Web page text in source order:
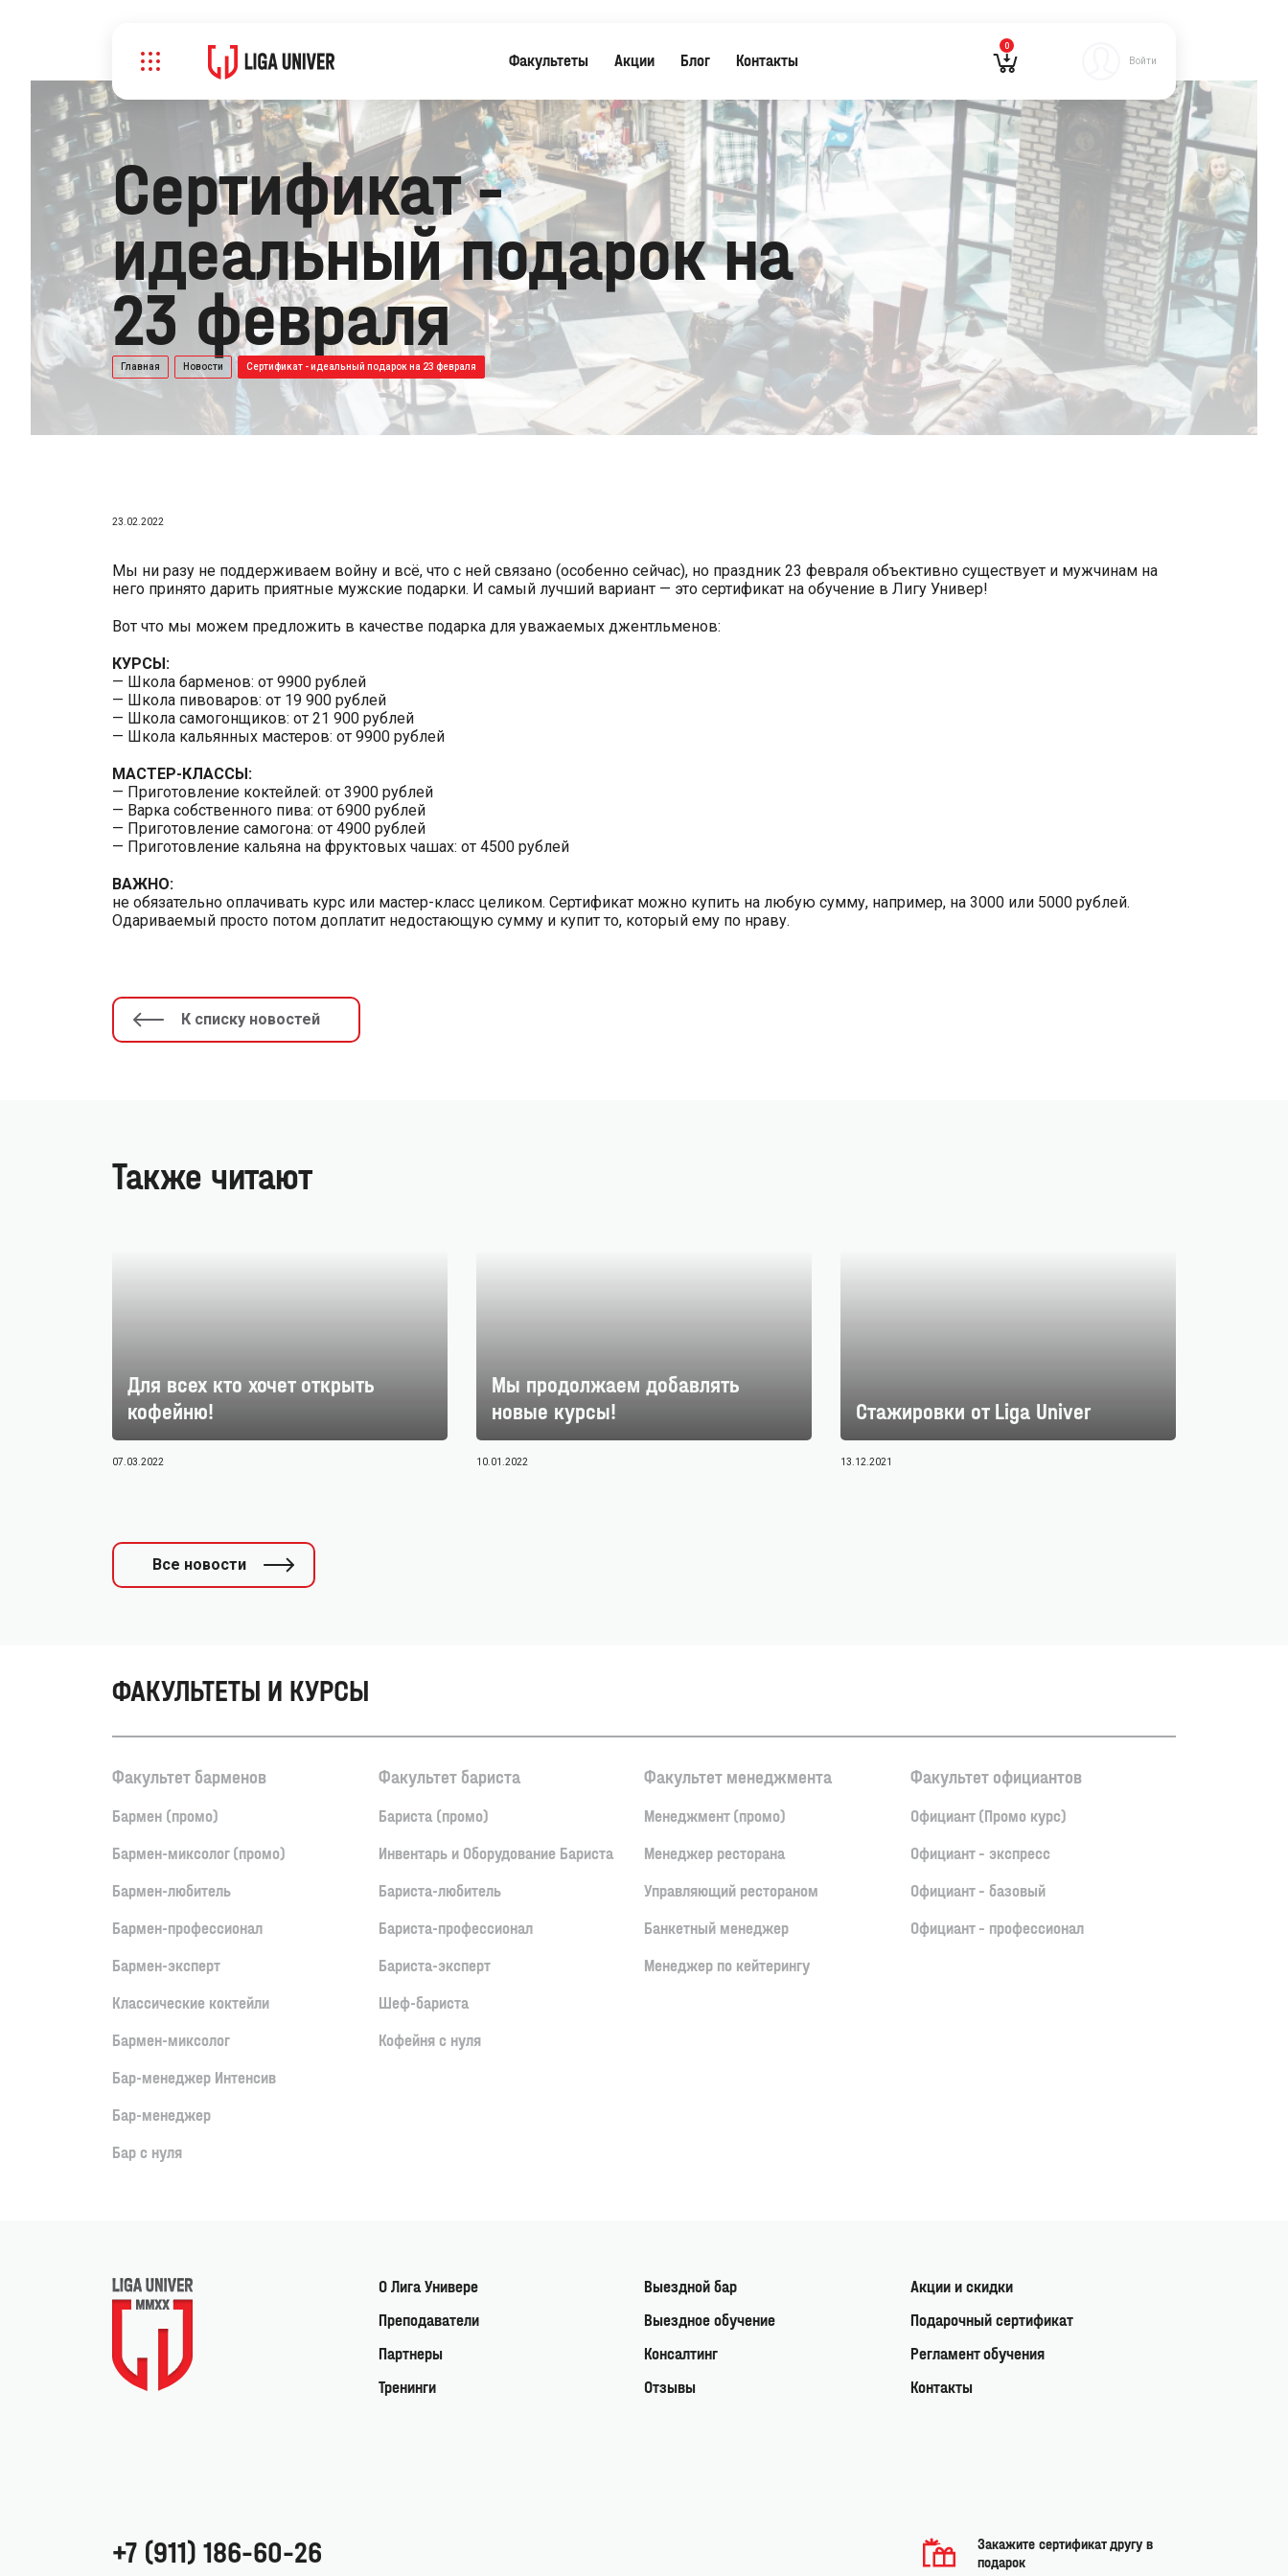
Факультеты Акции Блог Контакты
0
Войти
Сертификат -
идеальный подарок на
23 февраля
Главная Новости Сертификат - идеальный подарок на 23 февраля
23.02.2022
Мы ни разу не поддерживаем войну и всё, что с ней связано (особенно сейчас), но праздник 23 февраля объективно существует и мужчинам на
него принято дарить приятные мужские подарки. И самый лучший вариант — это сертификат на обучение в Лигу Универ!
Вот что мы можем предложить в качестве подарка для уважаемых джентльменов:
КУРСЫ:
— Школа барменов: от 9900 рублей
— Школа пивоваров: от 19 900 рублей
— Школа самогонщиков: от 21 900 рублей
— Школа кальянных мастеров: от 9900 рублей
МАСТЕР-КЛАССЫ:
— Приготовление коктейлей: от 3900 рублей
— Варка собственного пива: от 6900 рублей
— Приготовление самогона: от 4900 рублей
— Приготовление кальяна на фруктовых чашах: от 4500 рублей
ВАЖНО:
не обязательно оплачивать курс или мастер-класс целиком. Сертификат можно купить на любую сумму, например, на 3000 или 5000 рублей.
Одариваемый просто потом доплатит недостающую сумму и купит то, который ему по нраву.
К списку новостей
Также читают
Для всех кто хочет открыть
кофейню!
07.03.2022
Мы продолжаем добавлять
новые курсы!
10.01.2022
Стажировки от Liga Univer
13.12.2021
Все новости
ВАША ЗАЯВКА
ОТПРАВЛЕНА!
ФАКУЛЬТЕТЫ И КУРСЫ
Факультет барменов
Бармен (промо)
Бармен-миксолог (промо)
Бармен-любитель
Бармен-профессионал
Бармен-эксперт
Классические коктейли
Бармен-миксолог
Бар-менеджер Интенсив
Бар-менеджер
Бар с нуля
Факультет бариста
Бариста (промо)
Инвентарь и Оборудование Бариста
Бариста-любитель
Бариста-профессионал
Бариста-эксперт
Шеф-бариста
Кофейня с нуля
Факультет менеджмента
Менеджмент (промо)
Менеджер ресторана
Управляющий рестораном
Банкетный менеджер
Менеджер по кейтерингу
Факультет официантов
Официант (Промо курс)
Официант - экспресс
Официант - базовый
Официант - профессионал
О Лига Универе
Преподаватели
Партнеры
Тренинги
Выездной бар
Выездное обучение
Консалтинг
Отзывы
Акции и скидки
Подарочный сертификат
Регламент обучения
Контакты
+7 (911) 186-60-26
Закажите сертификат другу в
подарок